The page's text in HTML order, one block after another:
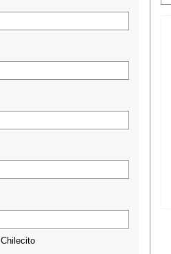
Chilecito